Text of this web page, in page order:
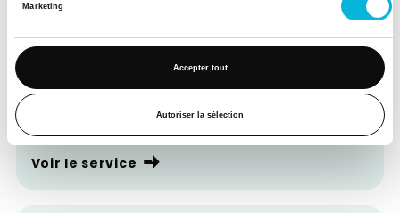
Marketing
Accepter tout
Autoriser la sélection
Chirurgie plastique, esthétique, sénologique
et reconstructrice
Imagerie médicale
Voir le service